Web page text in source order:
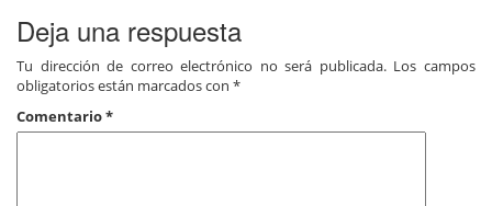
Deja una respuesta
Tu dirección de correo electrónico no será publicada. Los campos
obligatorios están marcados con *
Comentario*